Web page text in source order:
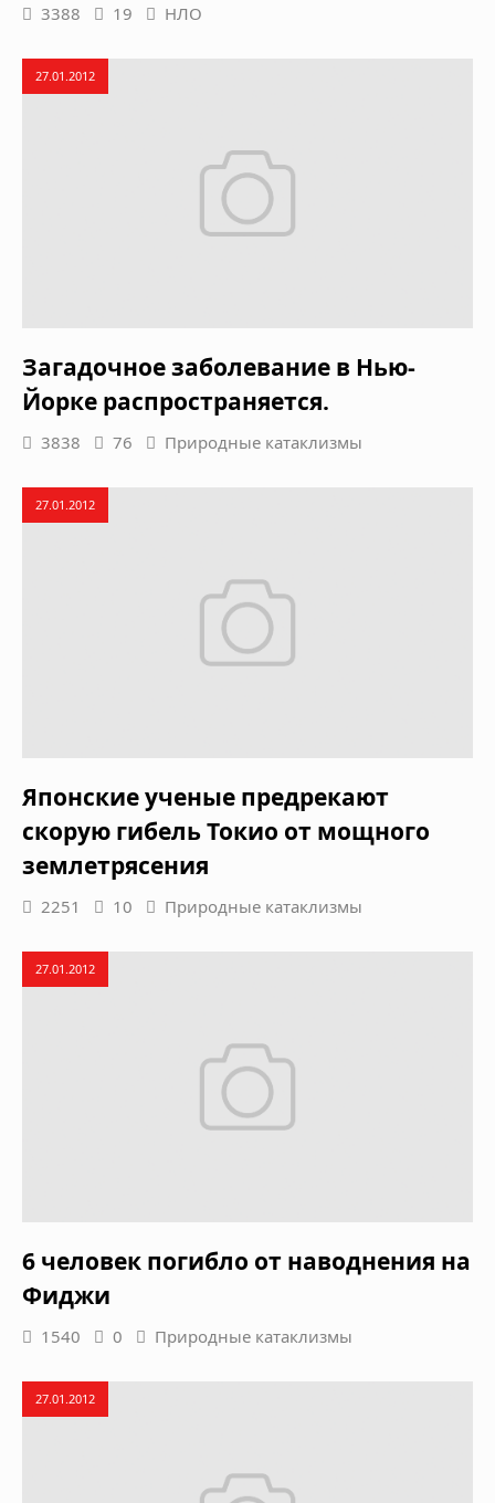
3388 19 НЛО
27.01.2012
Загадочное заболевание в Нью-
Йорке распространяется.
3838 76 Природные катаклизмы
27.01.2012
Японские ученые предрекают
скорую гибель Токио от мощного
землетрясения
2251 10 Природные катаклизмы
27.01.2012
6 человек погибло от наводнения на
Фиджи
1540 0 Природные катаклизмы
27.01.2012